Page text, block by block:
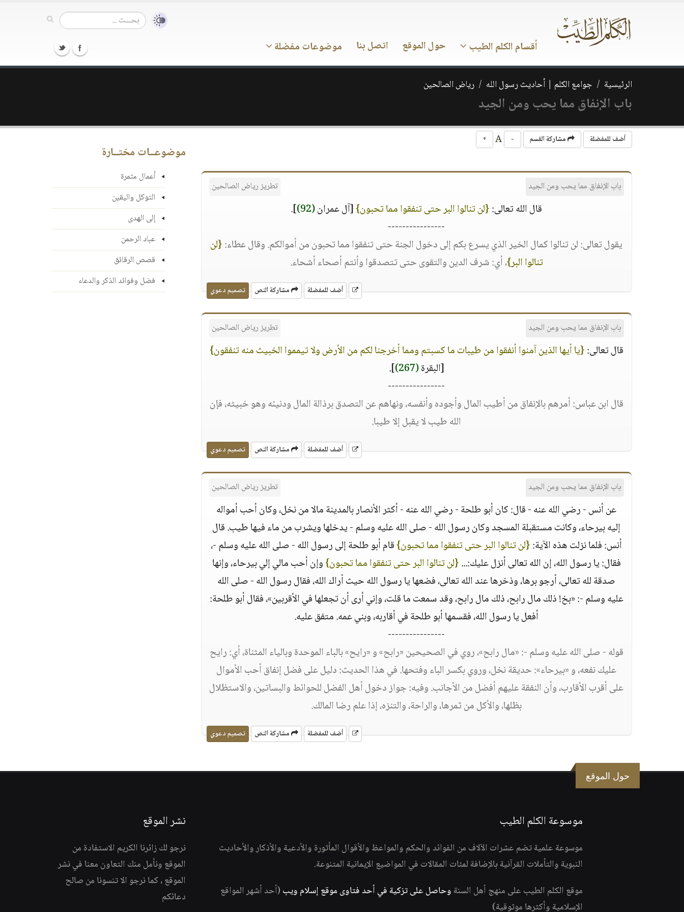
أقسام الكلم الطيب حول الموقع اتصل بنا موضوعات مفضلة
الرئيسية جوامع الكلم | أحاديث رسول الله رياض الصالحين
باب الإنفاق مما يحب ومن الجيد
أضف للمفضلة مشاركة القسم -
+
باب الإنفاق مما يحب ومن الجيد تطريز رياض الصالحين
قال الله تعالى:{لن تنالوا البر حتى تنفقوا مما تحبون}[آل عمران(92)
].
----------------
يقول تعالى: لن تنالوا كمال الخير الذي يسرع بكم إلى دخول الجنة حتى تنفقوا مما تحبون من أموالكم. وقال عطاء:{لن
تنالوا البر}، أي: شرف الدين والتقوى حتى تتصدقوا وأنتم أصحاء أشحاء.
أضف للمفضلة مشاركة النص تصميم دعوي
باب الإنفاق مما يحب ومن الجيد تطريز رياض الصالحين
قال تعالى:{يا أيها الذين آمنوا أنفقوا من طيبات ما كسبتم ومما أخرجنا لكم من الأرض ولا تيمموا الخبيث منه تنفقون}
[البقرة(267)
].
----------------
قال ابن عباس: أمرهم بالإنفاق من أطيب المال وأجوده وأنفسه، ونهاهم عن التصدق برذالة المال ودنيئه وهو خبيثه، فإن
الله طيب لا يقبل إلا طيبا.
أضف للمفضلة مشاركة النص تصميم دعوي
باب الإنفاق مما يحب ومن الجيد تطريز رياض الصالحين
عن أنس - رضي الله عنه - قال: كان أبو طلحة - رضي الله عنه - أكثر الأنصار بالمدينة مالا من نخل، وكان أحب أمواله
إليه بيرحاء، وكانت مستقبلة المسجد وكان رسول الله - صلى الله عليه وسلم - يدخلها ويشرب من ماء فيها طيب. قال
أنس: فلما نزلت هذه الآية:{لن تنالوا البر حتى تنفقوا مما تحبون}قام أبو طلحة إلى رسول الله - صلى الله عليه وسلم -،
فقال: يا رسول الله، إن الله تعالى أنزل عليك:...{لن تنالوا البر حتى تنفقوا مما تحبون}وإن أحب مالي إلي بيرحاء، وإنها
صدقة لله تعالى، أرجو برها، وذخرها عند الله تعالى، فضعها يا رسول الله حيث أراك الله، فقال رسول الله - صلى الله
عليه وسلم -: «بخ! ذلك مال رابح، ذلك مال رابح، وقد سمعت ما قلت، وإني أرى أن تجعلها في الأقربين»، فقال أبو طلحة:
أفعل يا رسول الله، فقسمها أبو طلحة في أقاربه، وبني عمه. متفق عليه.
----------------
قوله - صلى الله عليه وسلم -: «مال رابح»، روي في الصحيحين «رابح» و «رايح» بالباء الموحدة وبالياء المثناة، أي: رايح
عليك نفعه، و «بيرحاء»: حديقة نخل، وروي بكسر الباء وفتحها. في هذا الحديث: دليل على فضل إنفاق أحب الأموال
على أقرب الأقارب، وأن النفقة عليهم أفضل من الأجانب. وفيه: جواز دخول أهل الفضل للحوائط والبساتين، والاستظلال
بظلها، والأكل من ثمرها، والراحة، والتنزه، إذا علم رضا المالك.
أضف للمفضلة مشاركة النص تصميم دعوي
موضوعــات مختــارة
أعمال مثمرة
التوكل واليقين
إلى الهدى
عباد الرحمن
قصص الرقائق
فضل وفوائد الذكر والدعاء
حول الموقع
موسوعة الكلم الطيب
موسوعة علمية تضم عشرات الآلاف من الفوائد والحكم والمواعظ والأقوال المأثورة والأدعية والأذكار والأحاديث
النبوية والتأملات القرآنية بالإضافة لمئات المقالات في المواضيع الإيمانية المتنوعة.
موقع الكلم الطيب على منهج أهل السنة وحاصل على تزكية في أحد فتاوى موقع إسلام ويب (أحد أشهر المواقع
الإسلامية وأكثرها موثوقية)
نشر الموقع
نرجو لك زائرنا الكريم الاستفادة من
الموقع ونأمل منك التعاون معنا في نشر
الموقع ، كما نرجو الا تنسونا من صالح
دعائكم